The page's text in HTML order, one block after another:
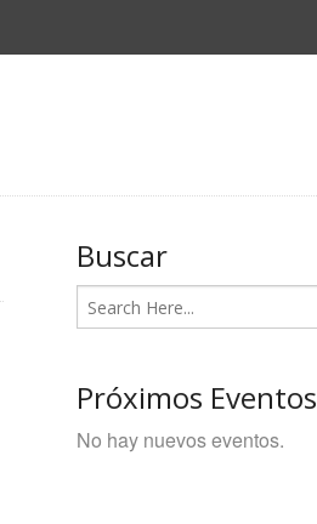
Buscar
Próximos Eventos
No hay nuevos eventos.